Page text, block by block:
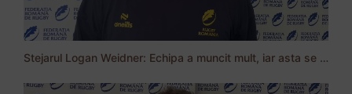
Stejarul Logan Weidner: Echipa a muncit mult, iar asta se va vedea în meciurile de la Nations Cup